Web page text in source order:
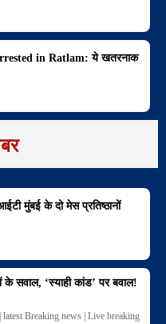
in Ratlam: ये खतरनाक
मुंबई के दो मेस प्रतिष्ठानों
सवाल, ‘स्याही कांड’ पर बवाल!
Breaking news | Live breaking